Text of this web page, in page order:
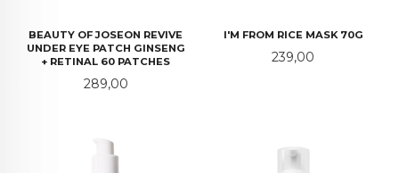
BEAUTY OF JOSEON REVIVE
UNDER EYE PATCH GINSENG
+ RETINAL 60 PATCHES
Pris
289,00
I'M FROM RICE MASK 70G
Pris
239,00